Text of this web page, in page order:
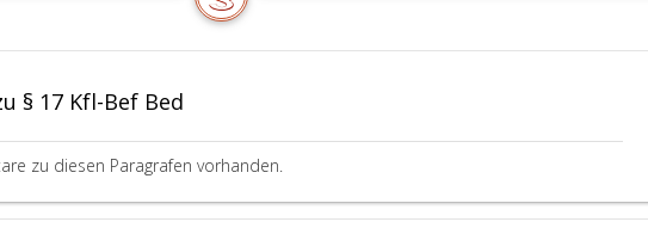
§ 17 Kfl-Bef Bed
zu diesen Paragrafen vorhanden.